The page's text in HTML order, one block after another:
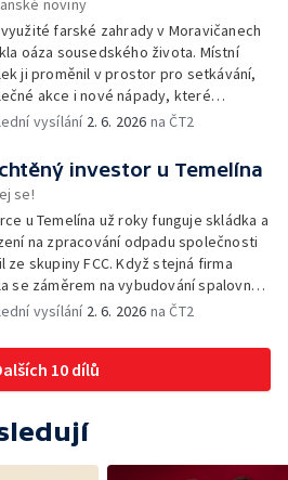
noviny
farské zahrady v Moravičanech
oáza sousedského života. Místní
ji proměnil v prostor pro setkávání,
akce i nové nápady, které
zahradu a pomáhají rozhýbat život
vysílání 2. 6. 2026 na ČT2
investor u Temelína
se!
u Temelína už roky funguje skládka a
na zpracování odpadu společnosti
ze skupiny FCC. Když stejná firma
se záměrem na vybudování spalovny
odpadů, okolní obce se
s dosavadním provozem i kauza
odkališť v Mydlovarech.
vysílání 2. 6. 2026 na ČT2
10 dílů